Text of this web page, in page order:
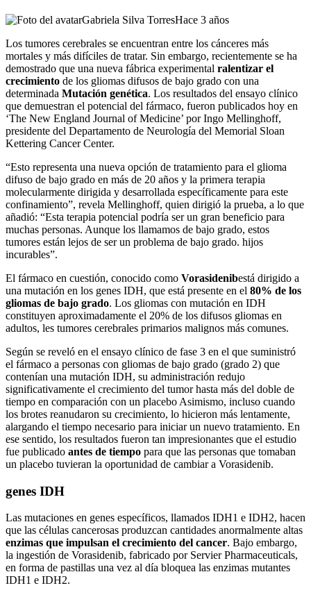
Gabriela Silva TorresHace 3 años
Los tumores cerebrales se encuentran entre los cánceres más
mortales y más difíciles de tratar. Sin embargo, recientemente se ha
demostrado que una nueva fábrica experimental ralentizar el
crecimiento de los gliomas difusos de bajo grado con una
determinada Mutación genética. Los resultados del ensayo clínico
que demuestran el potencial del fármaco, fueron publicados hoy en
‘The New England Journal of Medicine’ por Ingo Mellinghoff,
presidente del Departamento de Neurología del Memorial Sloan
Kettering Cancer Center.
“Esto representa una nueva opción de tratamiento para el glioma
difuso de bajo grado en más de 20 años y la primera terapia
molecularmente dirigida y desarrollada específicamente para este
confinamiento”, revela Mellinghoff, quien dirigió la prueba, a lo que
añadió: “Esta terapia potencial podría ser un gran beneficio para
muchas personas. Aunque los llamamos de bajo grado, estos
tumores están lejos de ser un problema de bajo grado. hijos
incurables”.
El fármaco en cuestión, conocido como Vorasidenibestá dirigido a
una mutación en los genes IDH, que está presente en el 80% de los
gliomas de bajo grado. Los gliomas con mutación en IDH
constituyen aproximadamente el 20% de los difusos gliomas en
adultos, les tumores cerebrales primarios malignos más comunes.
Según se reveló en el ensayo clínico de fase 3 en el que suministró
el fármaco a personas con gliomas de bajo grado (grado 2) que
contenían una mutación IDH, su administración redujo
significativamente el crecimiento del tumor hasta más del doble de
tiempo en comparación con un placebo Asimismo, incluso cuando
los brotes reanudaron su crecimiento, lo hicieron más lentamente,
alargando el tiempo necesario para iniciar un nuevo tratamiento. En
ese sentido, los resultados fueron tan impresionantes que el estudio
fue publicado antes de tiempo para que las personas que tomaban
un placebo tuvieran la oportunidad de cambiar a Vorasidenib.
genes IDH
Las mutaciones en genes específicos, llamados IDH1 e IDH2, hacen
que las células cancerosas produzcan cantidades anormalmente altas
enzimas que impulsan el crecimiento del cancer. Bajo embargo,
la ingestión de Vorasidenib, fabricado por Servier Pharmaceuticals,
en forma de pastillas una vez al día bloquea las enzimas mutantes
IDH1 e IDH2.